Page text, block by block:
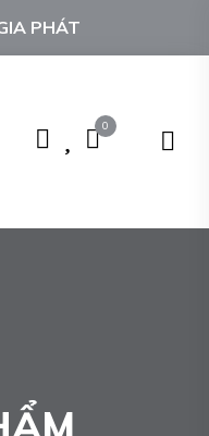
PHÁT
0